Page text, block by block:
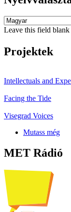
Leave this field blank
Projektek
Intellectuals and
Facing the Tide
Visegrad Voices
Mutass még
MET Rádió